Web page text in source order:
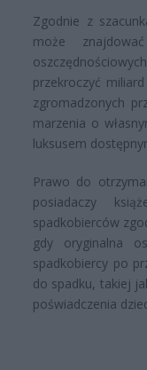
Zgodnie z
może
przekroczyć
zgromadzonych
marzenia o
luksusem
Prawo do
posiadaczy
spadkobierców
gdy oryginalna
spadkobiercy po
do spadku, takiej
poświadczenia